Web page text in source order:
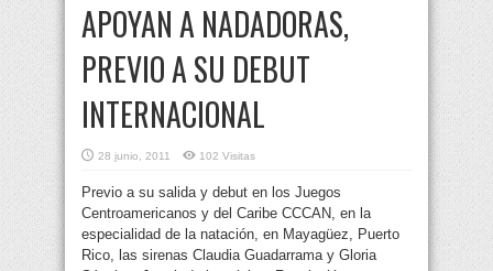
APOYAN A NADADORAS,
PREVIO A SU DEBUT
INTERNACIONAL
28 junio, 2011 102 Visitas
Previo a su salida y debut en los Juegos
Centroamericanos y del Caribe CCCAN, en la
especialidad de la natación, en Mayagüez, Puerto
Rico, las sirenas Claudia Guadarrama y Gloria